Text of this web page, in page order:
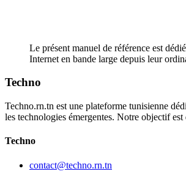
Le présent manuel de référence est
Internet en bande large depuis leur
Techno
Techno.rn.tn est une plateforme tunisienne
les technologies émergentes. Notre objectif
Techno
contact@techno.rn.tn